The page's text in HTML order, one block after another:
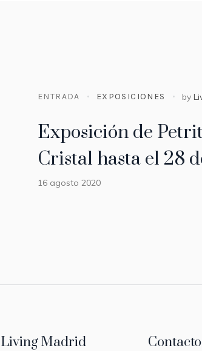
ENTRADA EXPOSICIONES by
Exposición de
Cristal hasta el 28
16 agosto 2020
Living Madrid Contacto